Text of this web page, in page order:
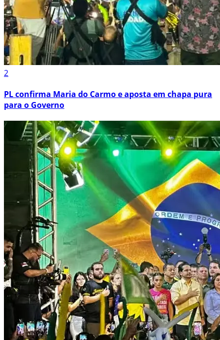
2
PL confirma Maria do Carmo e aposta em chapa pura
para o Governo